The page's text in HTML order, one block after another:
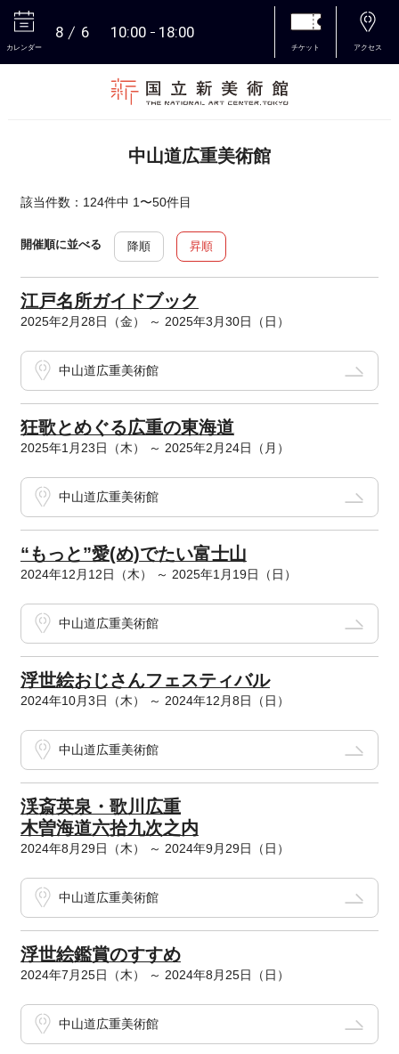
カレンダー
8 6 10:00 18:00
チケット アクセス
中山道広重美術館
該当件数：124件中 1〜50件目
開催順に並べる 降順 昇順
江戸名所ガイドブック
2025年2月28日（金） ～ 2025年3月30日（日）
中山道広重美術館
狂歌とめぐる広重の東海道
2025年1月23日（木） ～ 2025年2月24日（月）
中山道広重美術館
“もっと”愛(め)でたい富士山
2024年12月12日（木） ～ 2025年1月19日（日）
中山道広重美術館
浮世絵おじさんフェスティバル
2024年10月3日（木） ～ 2024年12月8日（日）
中山道広重美術館
渓斎英泉・歌川広重
木曽海道六拾九次之内
2024年8月29日（木） ～ 2024年9月29日（日）
中山道広重美術館
浮世絵鑑賞のすすめ
2024年7月25日（木） ～ 2024年8月25日（日）
中山道広重美術館